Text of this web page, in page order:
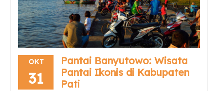
OKT
31
Pantai Banyutowo: Wisata
Pantai Ikonis di Kabupaten
Pati